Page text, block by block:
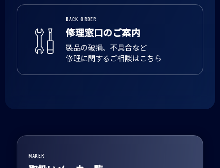
BACK ORDER
修理窓口のご案内
製品の破損、不具合など
修理に関するご相談はこちら
MAKER